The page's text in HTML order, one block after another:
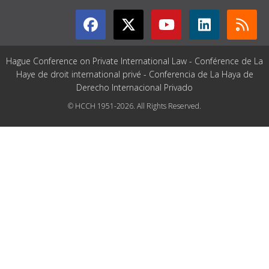
Hague Conference on Private International Law - Conférence de La
Haye de droit international privé - Conferencia de La Haya de
Derecho Internacional Privado
© HCCH 1951-2026. All Rights Reserved.